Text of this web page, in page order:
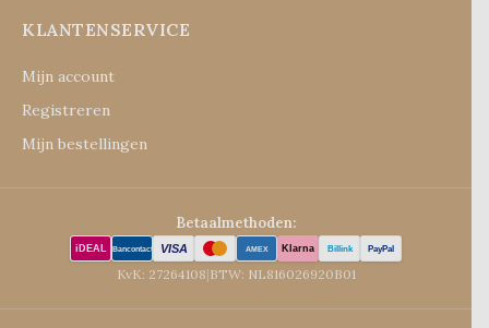
KLANTENSERVICE
Mijn account
Registreren
Mijn bestellingen
Betaalmethoden:
iDEAL Bancontact VISA AMEX Klarna Billink PayPal
KvK: 27264108|BTW: NL816026920B01